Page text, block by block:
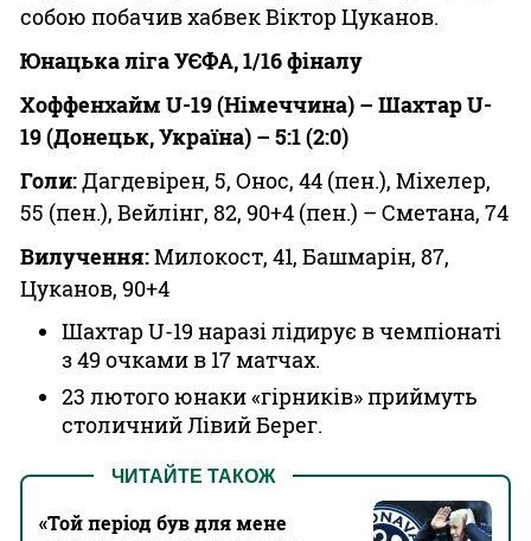
собою побачив хабвек Віктор Цуканов.
Юнацька ліга УЄФА, 1/16 фіналу
Хоффенхайм U-19 (Німеччина) – Шахтар U-
19 (Донецьк, Україна) – 5:1 (2:0)
Голи:Дагдевірен, 5, Онос, 44 (пен.), Міхелер,
55 (пен.), Вейлінг, 82, 90+4 (пен.) – Сметана, 74
Вилучення:Милокост, 41, Башмарін, 87,
Цуканов, 90+4
Шахтар U-19 наразі лідирує в чемпіонаті
з 49 очками в 17 матчах.
23 лютого юнаки «гірників» приймуть
столичний Лівий Берег.
ЧИТАЙТЕ ТАКОЖ
«Той період був для мене